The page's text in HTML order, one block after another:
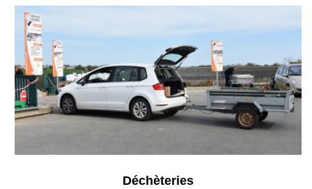
Déchèteries